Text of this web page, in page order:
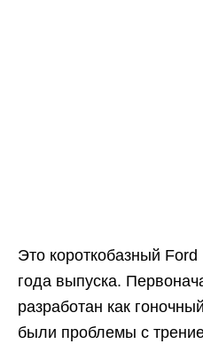
Это короткобазный
года выпуска.
разработан как
были проблемы с